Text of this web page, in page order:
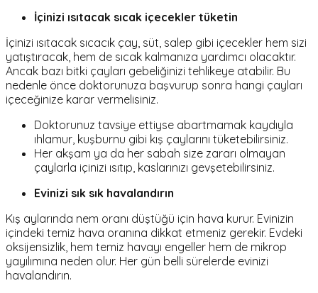
İçinizi ısıtacak sıcak içecekler tüketin
İçinizi ısıtacak sıcacık çay, süt, salep gibi içecekler hem sizi
yatıştıracak, hem de sıcak kalmanıza yardımcı olacaktır.
Ancak bazı bitki çayları gebeliğinizi tehlikeye atabilir. Bu
nedenle önce doktorunuza başvurup sonra hangi çayları
içeceğinize karar vermelisiniz.
Doktorunuz tavsiye ettiyse abartmamak kaydıyla
ıhlamur, kuşburnu gibi kış çaylarını tüketebilirsiniz.
Her akşam ya da her sabah size zararı olmayan
çaylarla içinizi ısıtıp, kaslarınızı gevşetebilirsiniz.
Evinizi sık sık havalandırın
Kış aylarında nem oranı düştüğü için hava kurur. Evinizin
içindeki temiz hava oranına dikkat etmeniz gerekir. Evdeki
oksijensizlik, hem temiz havayı engeller hem de mikrop
yayılımına neden olur. Her gün belli sürelerde evinizi
havalandırın.